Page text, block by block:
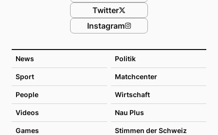
News Politik
Sport Matchcenter
People Wirtschaft
Videos Nau Plus
Games Stimmen der Schweiz
Twitter
Instagram